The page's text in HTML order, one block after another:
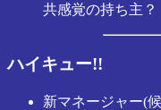
共感覚の持ち主？
ハイキュー!!
新マネージャー(